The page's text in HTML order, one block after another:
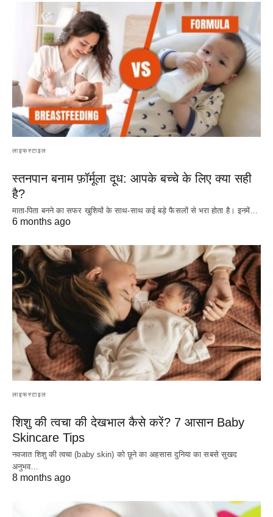
लाइफस्टाइल
स्तनपान बनाम फ़ॉर्मूला दूध: आपके बच्चे के लिए क्या सही
है?
माता-पिता बनने का सफर खुशियों के साथ-साथ कई बड़े फैसलों से भरा होता है। इनमें…
6 months ago
लाइफस्टाइल
शिशु की त्वचा की देखभाल कैसे करें? 7 आसान Baby
Skincare Tips
नवजात शिशु की त्वचा (baby skin) को छूने का अहसास दुनिया का सबसे सुखद
अनुभव…
8 months ago